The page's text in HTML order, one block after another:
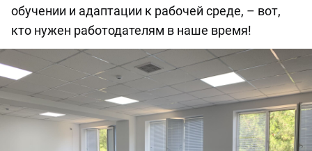
обучении и адаптации к рабочей среде, – вот,
кто нужен работодателям в наше время!